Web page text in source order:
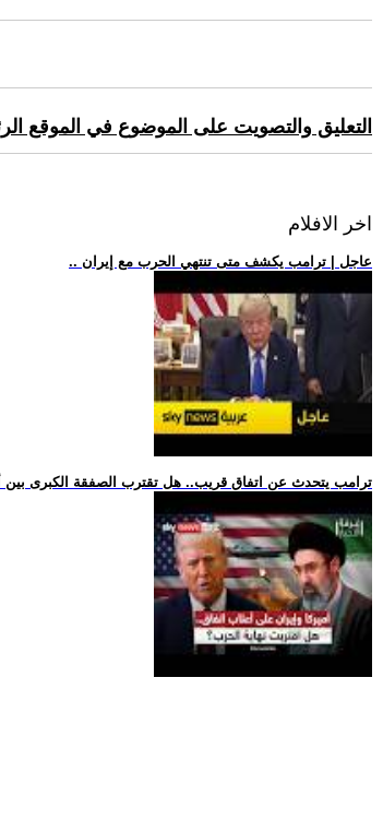
التعليق والتصويت على الموضوع في الموقع
اخر الافلام
.. عاجل | ترامب يكشف متى تنتهي الحرب مع إيران
.. ترامب يتحدث عن اتفاق قريب.. هل تقترب الصفقة الكبرى بين